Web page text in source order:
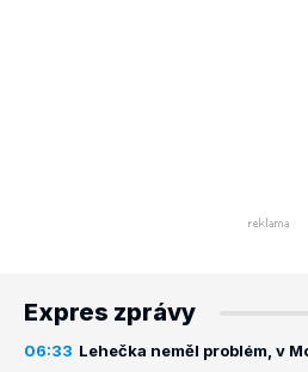
Expres zprávy
06:33 Lehečka neměl problém, v